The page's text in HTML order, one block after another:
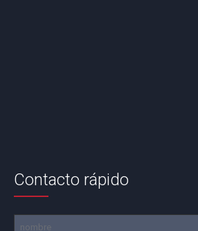
Contacto rápido